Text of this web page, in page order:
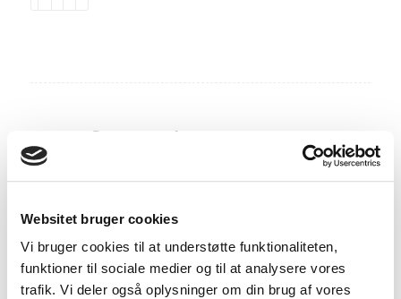
Websitet bruger cookies
Vi bruger cookies til at understøtte funktionaliteten,
funktioner til sociale medier og til at analysere vores
trafik. Vi deler også oplysninger om din brug af vores
Seneste kommentarer
skal tabe dig
MettetilDebat TV3s “ekstremt fed – et år til at redde
livet”